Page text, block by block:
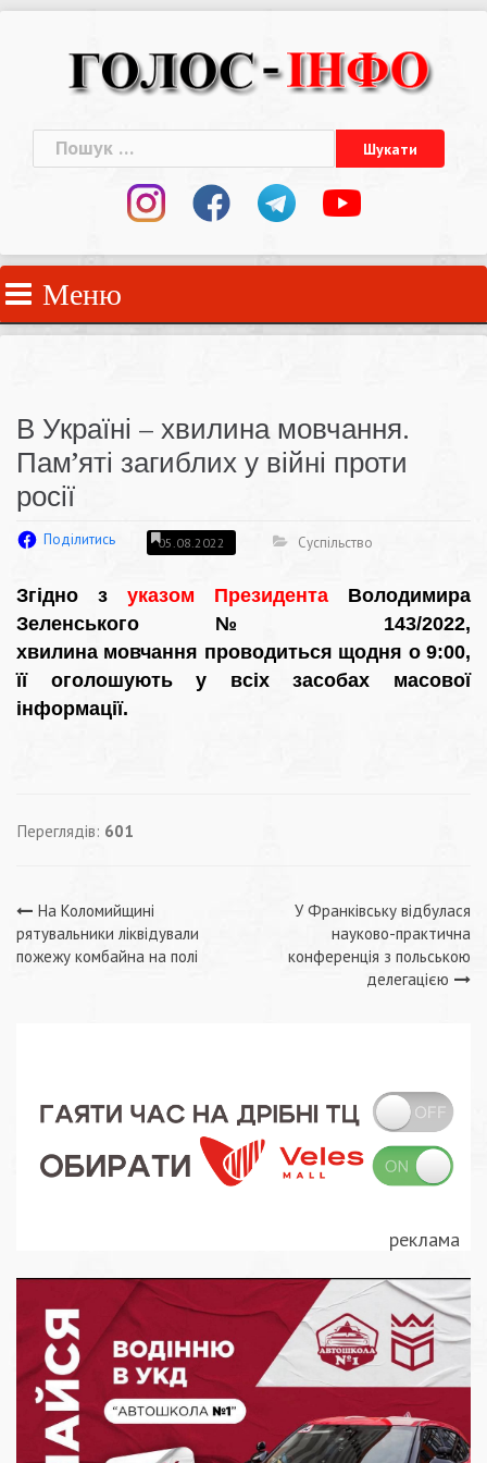
Пошук:
Меню
В Україні – хвилина мовчання.
Пам’яті загиблих у війні проти
росії
Поділитись 05.08.2022 Суспільство
Згідно з указом Президента Володимира
Зеленського № 143/2022,
хвилина мовчання проводиться щодня о 9:00,
її оголошують у всіх засобах масової
інформації.
Переглядів: 601
Навігація
записів
На Коломийщині
рятувальники ліквідували
пожежу комбайна на полі
У Франківську відбулася
науково-практична
конференція з польською
делегацією